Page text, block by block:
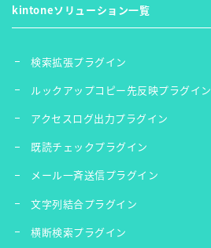
kintoneソリューション一覧
検索拡張プラグイン
ルックアップコピー先反映プラグイン
アクセスログ出力プラグイン
既読チェックプラグイン
メール一斉送信プラグイン
文字列結合プラグイン
横断検索プラグイン